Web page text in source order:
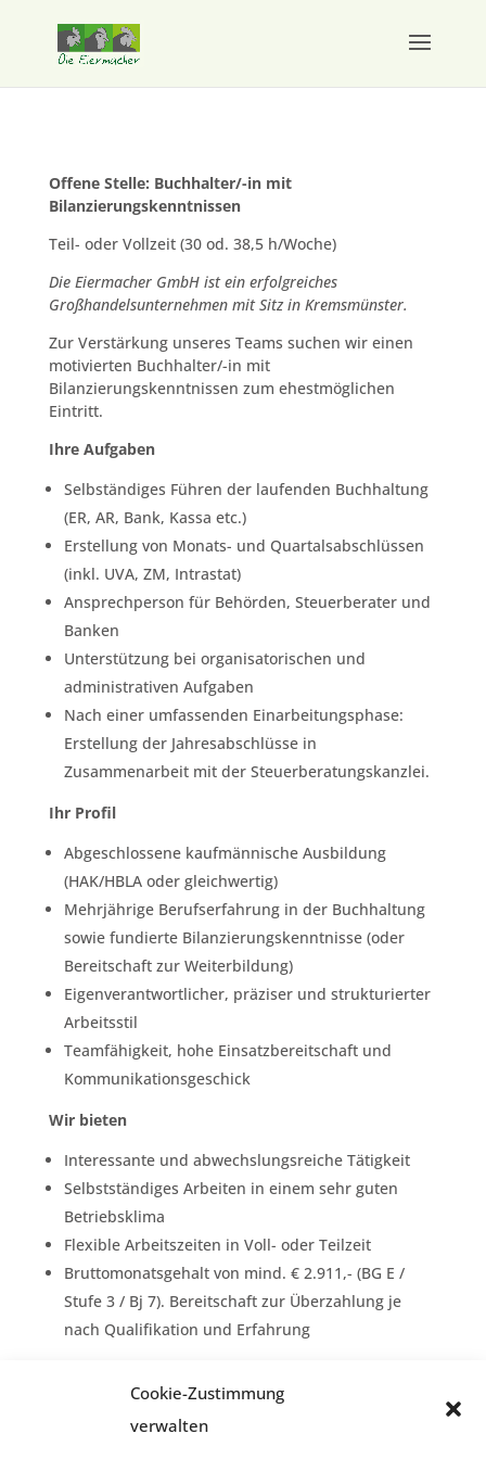
Cookie-Zustimmung
verwalten
Offene Stelle: Buchhalter/-in mit
Bilanzierungskenntnissen
Teil- oder Vollzeit (30 od. 38,5 h/Woche)
Die Eiermacher GmbH ist ein erfolgreiches
Großhandelsunternehmen mit Sitz in Kremsmünster.
Zur Verstärkung unseres Teams suchen wir einen
motivierten Buchhalter/-in mit
Bilanzierungskenntnissen zum ehestmöglichen
Eintritt.
Ihre Aufgaben
Selbständiges Führen der laufenden Buchhaltung
(ER, AR, Bank, Kassa etc.)
Erstellung von Monats- und Quartalsabschlüssen
(inkl. UVA, ZM, Intrastat)
Ansprechperson für Behörden, Steuerberater und
Banken
Unterstützung bei organisatorischen und
administrativen Aufgaben
Nach einer umfassenden Einarbeitungsphase:
Erstellung der Jahresabschlüsse in
Zusammenarbeit mit der Steuerberatungskanzlei.
Ihr Profil
Abgeschlossene kaufmännische Ausbildung
(HAK/HBLA oder gleichwertig)
Mehrjährige Berufserfahrung in der Buchhaltung
sowie fundierte Bilanzierungskenntnisse (oder
Bereitschaft zur Weiterbildung)
Eigenverantwortlicher, präziser und strukturierter
Arbeitsstil
Teamfähigkeit, hohe Einsatzbereitschaft und
Kommunikationsgeschick
Wir bieten
Interessante und abwechslungsreiche Tätigkeit
Selbstständiges Arbeiten in einem sehr guten
Betriebsklima
Flexible Arbeitszeiten in Voll- oder Teilzeit
Bruttomonatsgehalt von mind. € 2.911,- (BG E /
Stufe 3 / Bj 7). Bereitschaft zur Überzahlung je
nach Qualifikation und Erfahrung
Interessiert? Dann freuen wir uns auf Ihre
aussagekräftigen Bewerbungsunterlagen